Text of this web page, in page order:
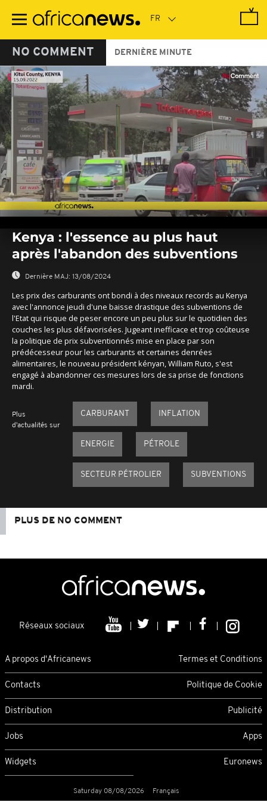
contenu
NO COMMENT DERNIÈRE MINUTE
seconds
seconds
Kenya : l'essence au plus haut
après l'abandon des subventions
Dernière MAJ: 13/08/2024
Les prix des carburants ont bondi à des niveaux records au Kenya
avec l'annonce jeudi d'une baisse drastique des subventions de
l'Etat qui risque de peser encore un peu plus sur le quotidien des
couches les plus défavorisées. Jugeant inefficace et trop coûteuse
la politique de prix subventionnés mise en place par son
prédécesseur pour les carburants et certaines denrées
alimentaires, le nouveau président kényan, William Ruto, s'est
engagé à abandonner ces mesures lors de sa prise de fonctions
mardi.
Plus
d'actualités sur
CARBURANT INFLATION
ENERGIE PÉTROLE
SECTEUR PÉTROLIER SUBVENTIONS
PLUS DE NO COMMENT
Réseaux sociaux
A propos d'Africanews Termes et Conditions
Contacts Politique de Cookie
Distribution Publicité
Jobs Apps
Widgets Euronews
Saturday 08/08/2026